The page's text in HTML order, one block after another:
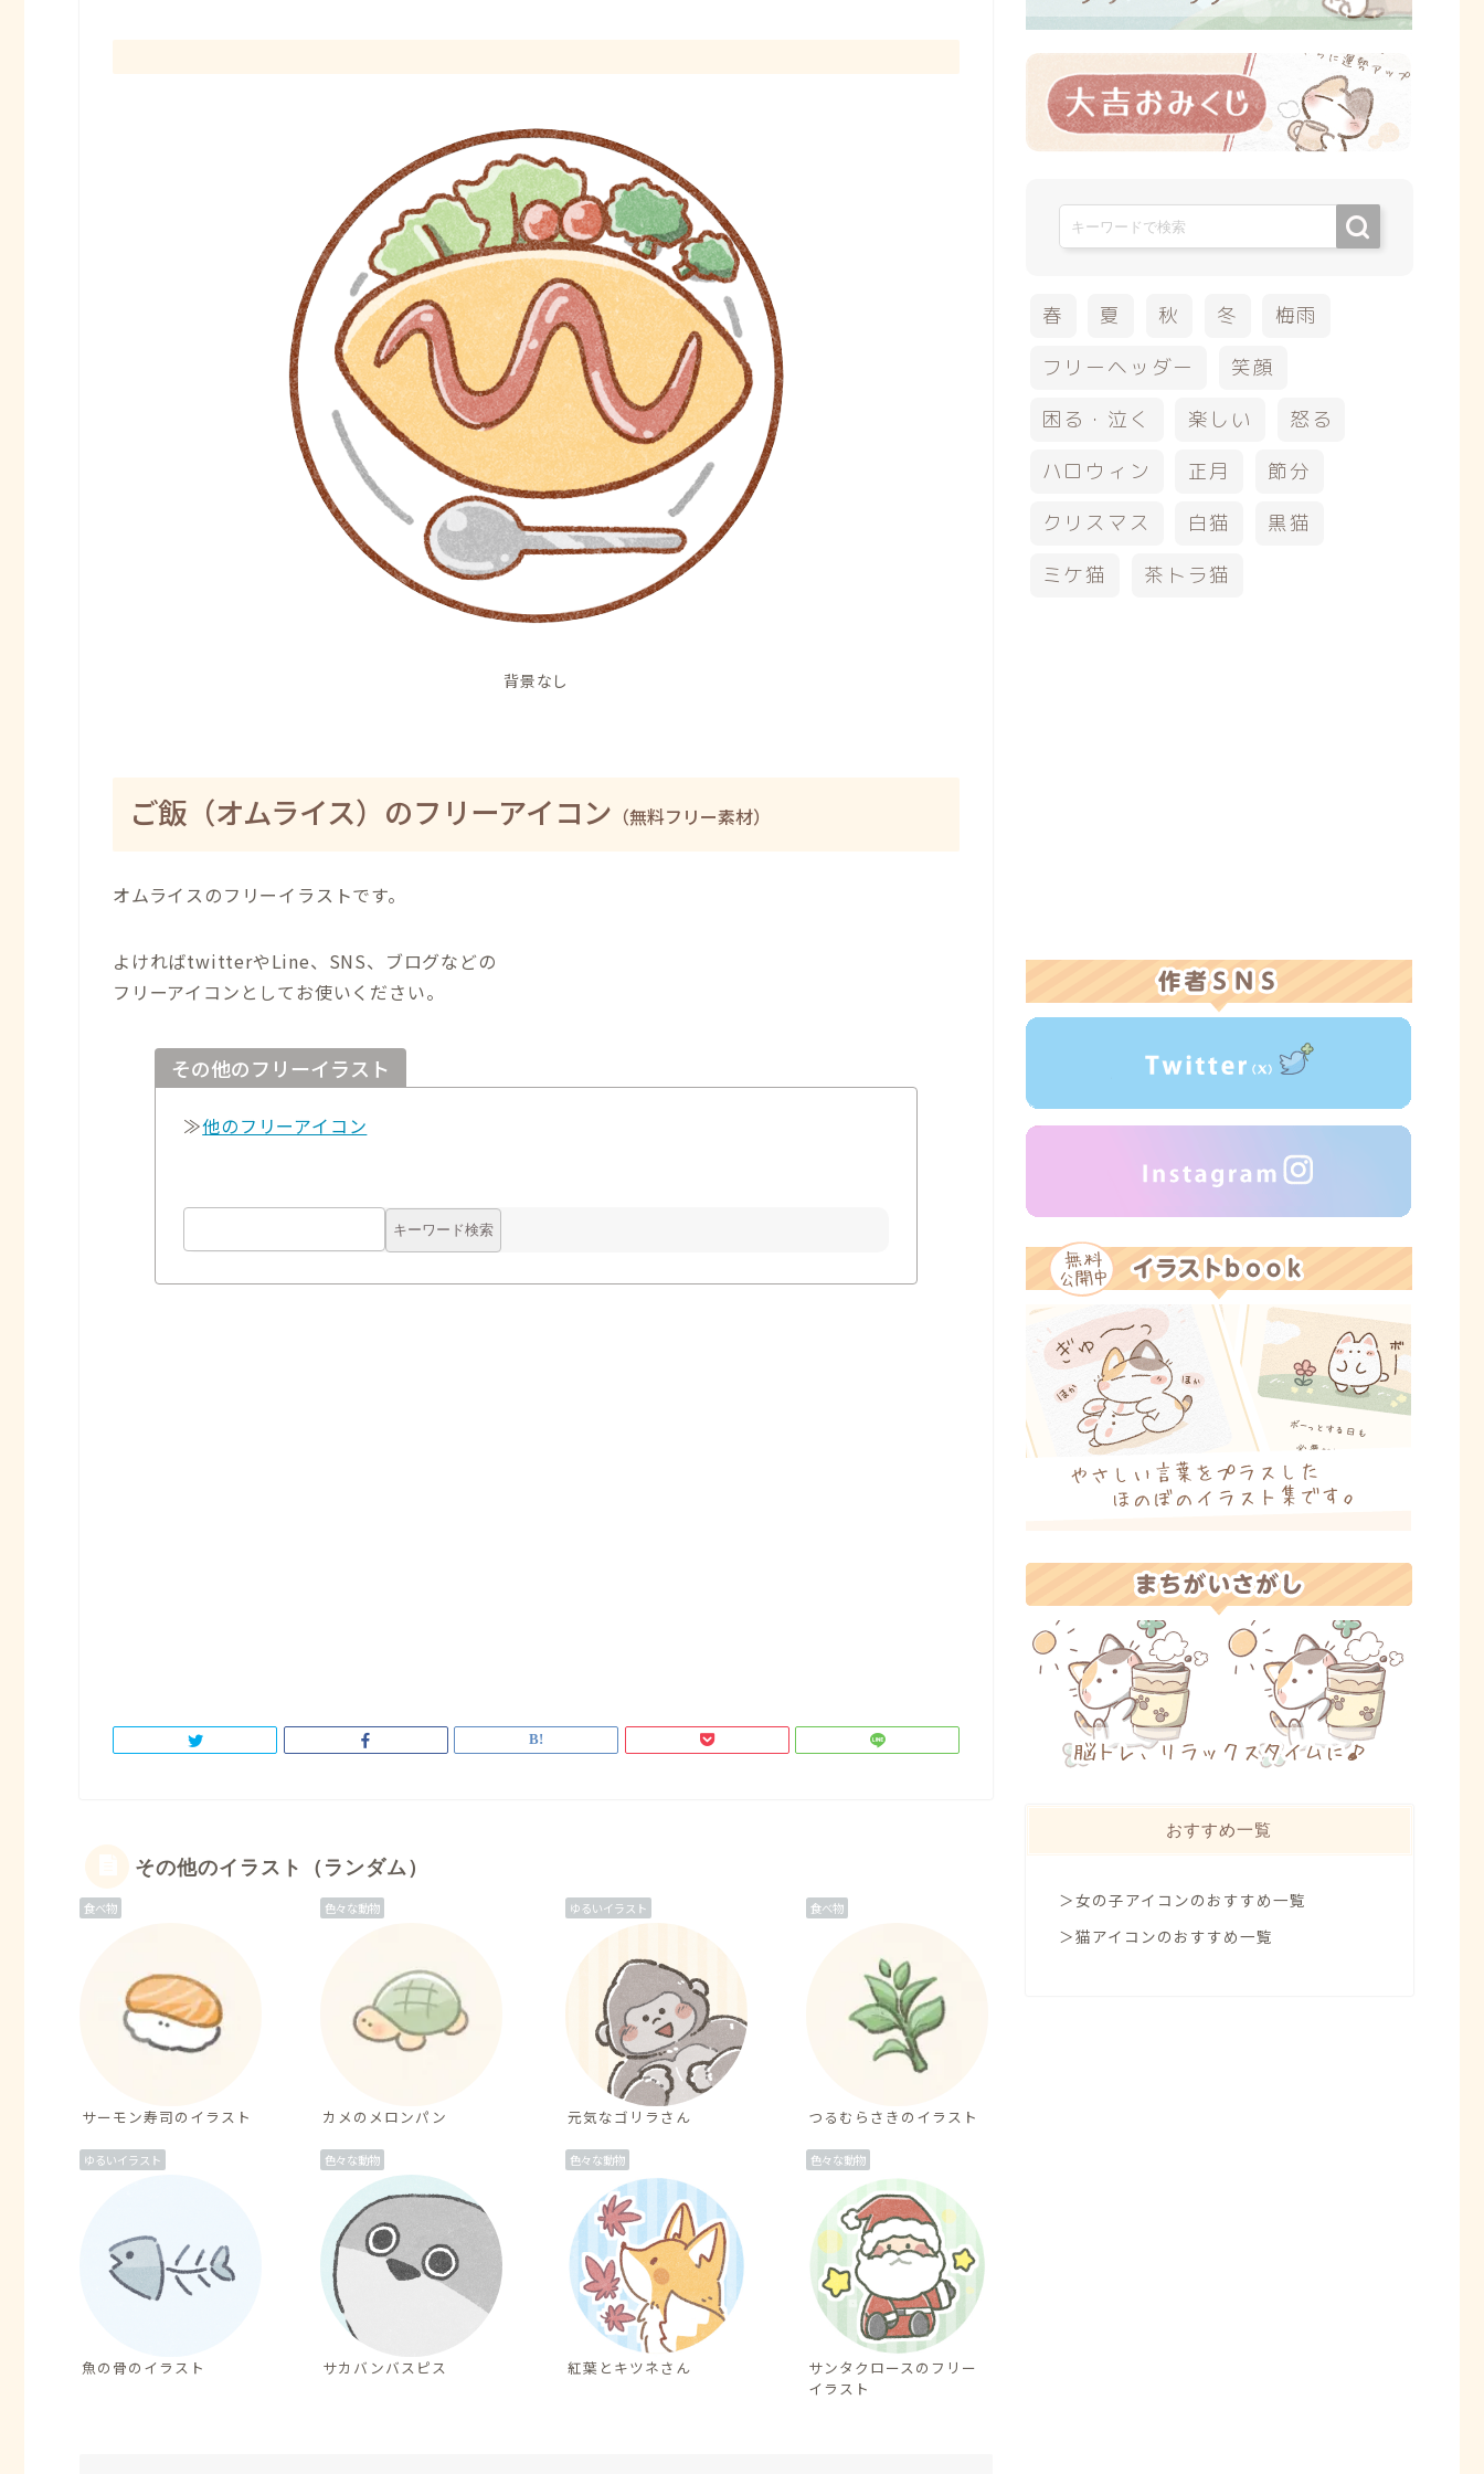
背景なし
ご飯（オムライス）のフリーアイコン （無料フリー素材）
オムライスのフリーイラストです。
よければtwitterやLine、SNS、ブログなどの
フリーアイコンとしてお使いください。
その他のフリーイラスト
≫他のフリーアイコン
その他のイラスト（ランダム）
食べ物
サーモン寿司のイラスト
色々な動物
カメのメロンパン
ゆるいイラスト
元気なゴリラさん
食べ物
つるむらさきのイラスト
ゆるいイラスト
魚の骨のイラスト
色々な動物
サカバンバスピス
色々な動物
紅葉とキツネさん
色々な動物
サンタクロースのフリー
イラスト
春 夏 秋 冬
梅雨
フリーヘッダー
笑顔
困る・泣く
楽しい
怒る
ハロウィン
正月
節分
クリスマス
白猫
黒猫
ミケ猫
茶トラ猫
おすすめ一覧
＞女の子アイコンのおすすめ一覧
＞猫アイコンのおすすめ一覧